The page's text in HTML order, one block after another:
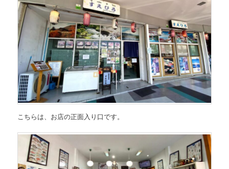
こちらは、お店の正面入り口です。